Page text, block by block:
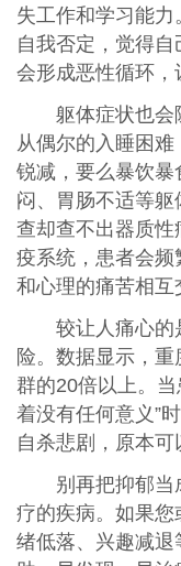
失工作和学习能
自我否定，觉得自
会形成恶性循环，
躯体症状也会
从偶尔的入睡困
锐减，要么暴饮
闷、胃肠不适等
查却查不出器质
疫系统，患者会
和心理的痛苦相互
较让人痛心的
险。数据显示，
群的20倍以上。
着没有任何意义”
自杀悲剧，原本可
别再把抑郁当
疗的疾病。如果
绪低落、兴趣减